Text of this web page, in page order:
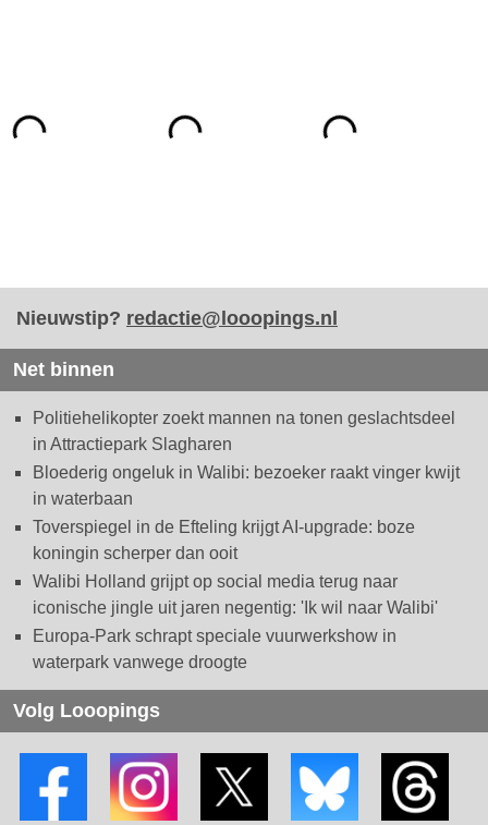
Nieuwstip? redactie@looopings.nl
Net binnen
Politiehelikopter zoekt mannen na tonen geslachtsdeel
in Attractiepark Slagharen
Bloederig ongeluk in Walibi: bezoeker raakt vinger kwijt
in waterbaan
Toverspiegel in de Efteling krijgt AI-upgrade: boze
koningin scherper dan ooit
Walibi Holland grijpt op social media terug naar
iconische jingle uit jaren negentig: 'Ik wil naar Walibi'
Europa-Park schrapt speciale vuurwerkshow in
waterpark vanwege droogte
Volg Looopings